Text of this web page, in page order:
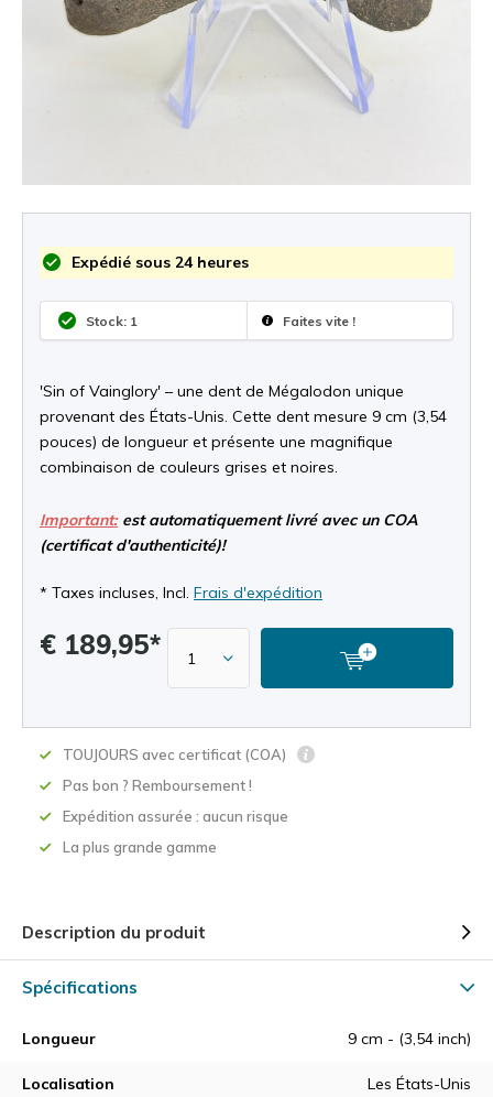
Expédié sous 24 heures
Stock: 1 Faites vite !
'Sin of Vainglory' – une dent de Mégalodon unique
provenant des États-Unis. Cette dent mesure 9 cm (3,54
pouces) de longueur et présente une magnifique
combinaison de couleurs grises et noires.
Important:est automatiquement livré avec un COA
(certificat d'authenticité)!
* Taxes incluses, Incl. Frais d'expédition
€ 189,95*
TOUJOURS avec certificat (COA)
Pas bon ? Remboursement !
Expédition assurée : aucun risque
La plus grande gamme
Description du produit
Spécifications
Longueur 9 cm - (3,54 inch)
Localisation Les États-Unis